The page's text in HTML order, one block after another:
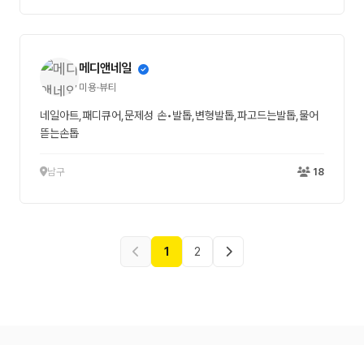
메디앤네일
미용·뷰티
네일아트,패디큐어,문제성 손•발톱,변형발톱,파고드는발톱,물어
뜯는손톱
남구 18
1 2